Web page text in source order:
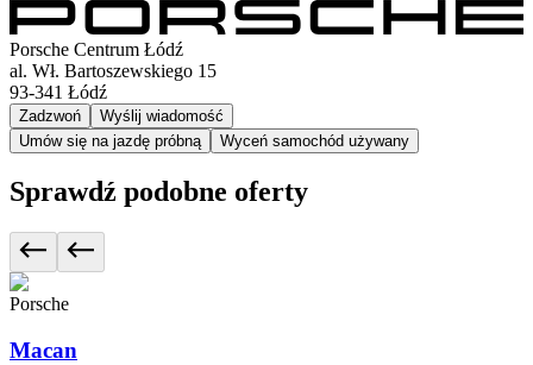
Porsche Centrum Łódź
al. Wł. Bartoszewskiego 15
93-341 Łódź
Zadzwoń
Wyślij wiadomość
Umów się na jazdę próbną
Wyceń samochód używany
Sprawdź podobne oferty
Porsche
Macan